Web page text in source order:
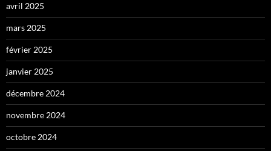
avril 2025
mars 2025
février 2025
janvier 2025
décembre 2024
novembre 2024
octobre 2024